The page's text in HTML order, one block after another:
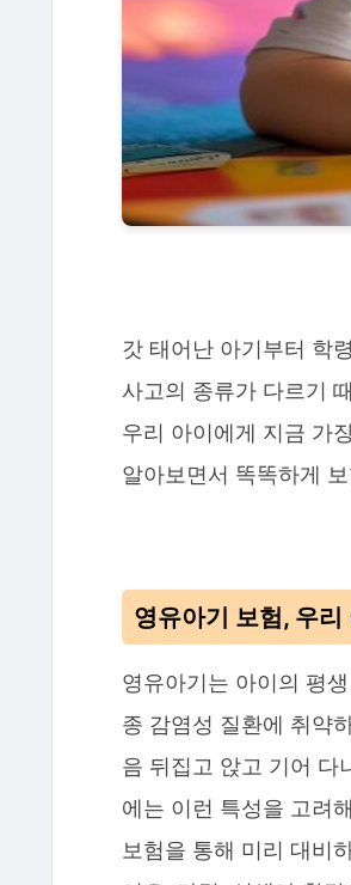
갓 태어난 아기부터 학
사고의 종류가 다르기
우리 아이에게 지금 가
알아보면서 똑똑하게
영유아기 보험, 우
영유아기는 아이의 평
종 감염성 질환에 취약
음 뒤집고 앉고 기어 다
에는 이런 특성을 고려
보험을 통해 미리 대비